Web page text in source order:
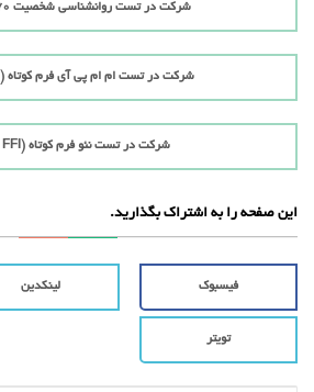
شرکت در تست روانشناسی شخصیت MMPI-370
شرکت در تست ام ام پی آی فرم کوتاه (71 MMPI)
شرکت در تست نئو فرم کوتاه (NEO FFI)
این صفحه را به اشتراک بگذارید.
فیسبوک لینکدین
تویتر